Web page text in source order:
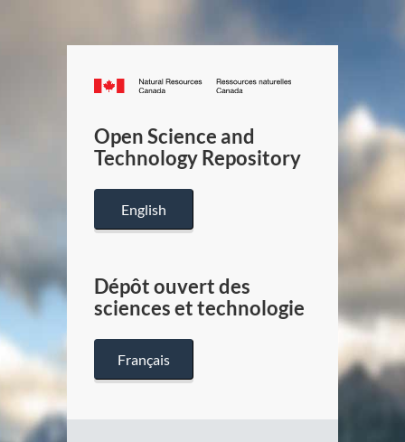
Canada.ca
/
Canada
Open Science and
Technology Repository
English
Dépôt ouvert des
sciences et technologie
Français